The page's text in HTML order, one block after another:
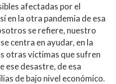
afectadas por el
en la otra pandemia de esa
se refiere, nuestro
centra en ayudar, en la
otras víctimas que sufren
ese desastre, de esa
de bajo nivel económico.